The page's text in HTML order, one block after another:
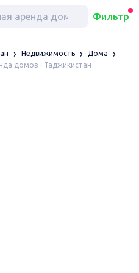
Фильтр
Недвижимость
Дома
домов - Таджикистан